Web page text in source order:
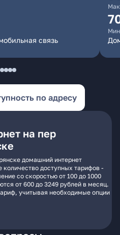
связь
по адресу
на пер
домашний интернет
доступных тарифов -
со скоростью от 100 до 1000
от 600 до 3249 рублей в месяц.
учитывая необходимые опции